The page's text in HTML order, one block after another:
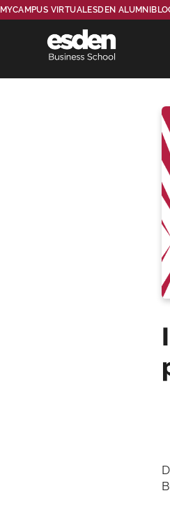
MYCAMPUS VIRTUALESDEN ALUMNI